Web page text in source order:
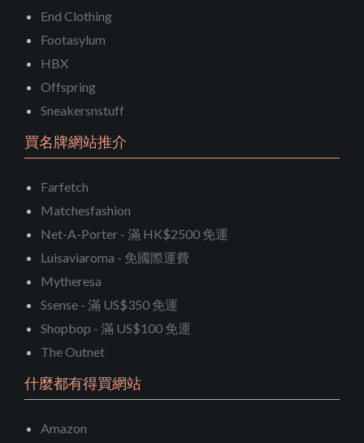
End Clothing
Footasylum
HBX
Offspring
Sneakersnstuff
買名牌網站推介
Farfetch
Matchesfashion
Net-A-Porter - 滿 HK$2500 免運
Luisaviaroma - 免國際運費
Mytheresa
Ssense - 滿 US$350 免運
Shopbop - 滿 US$100 免運
The Outnet
什麼都有得買網站
Amazon